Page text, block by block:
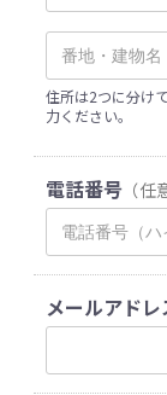
住所は2つに分け
力ください。
電話番号 （任
メールアドレ